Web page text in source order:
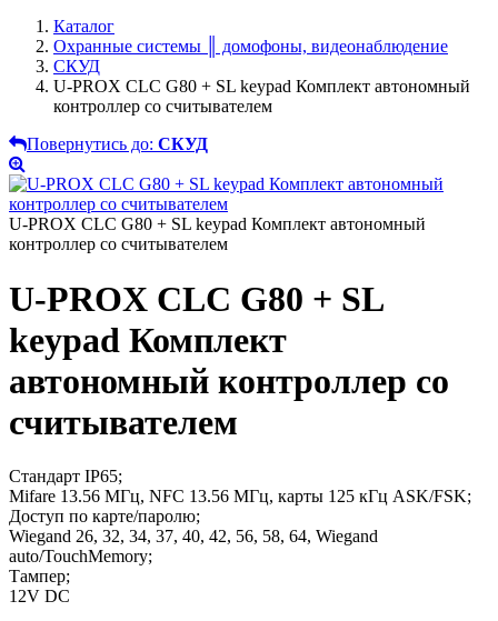
Каталог
Охранные системы ║ домофоны, видеонаблюдение
СКУД
U-PROX CLC G80 + SL keypad Комплект автономный
контроллер со считывателем
Повернутись до: СКУД
U-PROX CLC G80 + SL keypad Комплект автономный
контроллер со считывателем
U-PROX CLC G80 + SL
keypad Комплект
автономный контроллер со
считывателем
Стандарт IP65;
Mifare 13.56 МГц, NFC 13.56 МГц, карты 125 кГц ASK/FSK;
Доступ по карте/паролю;
Wiegand 26, 32, 34, 37, 40, 42, 56, 58, 64, Wiegand
auto/TouchMemory;
Тампер;
12V DC